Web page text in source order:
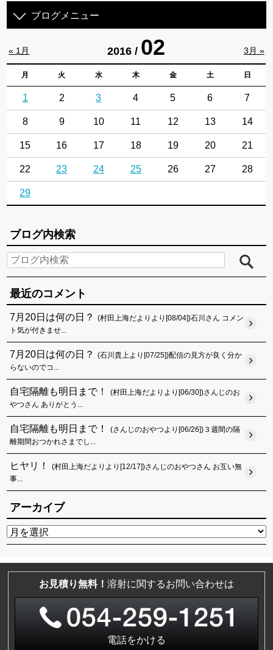
ブログメニュー
2016 / 02
月 火 水 木 金 土 日
1 2 3 4 5 6 7
8 9 10 11 12 13 14
15 16 17 18 19 20 21
22 23 24 25 26 27 28
29
« 1月 3月 »
ブログ内検索
最近のコメント
7月20日は何の日？
(村田上海だよりより[08/04])石川さん コメン
ト気が付きませ...
7月20日は何の日？
(石川貴上より[07/25])配信の見方が良く分か
らないのでコ...
自宅隔離も明日まで！
(村田上海だよりより[06/30])さんじのお
やつさん ありがとう...
自宅隔離も明日まで！
(さんじのおやつより[06/26])３週間の隔
離期間おつかれさまでし...
ヒヤリ！
(村田上海だよりより[12/17])さんじのおやつさん お互い無
事...
アーカイブ
お見積り無料！ 溶射に関するお問い合わせは
電話をかける